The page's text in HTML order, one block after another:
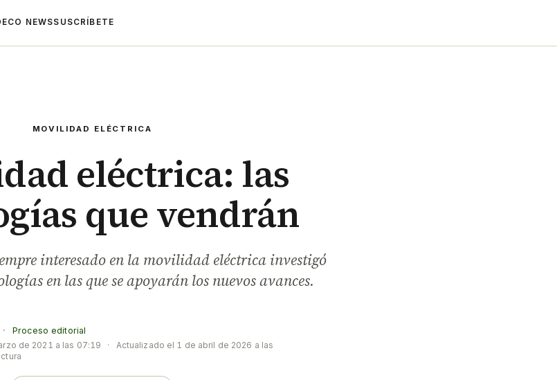
ECO NEWSSUSCRÍBETE
MOVILIDAD ELÉCTRICA
eléctrica: las
que vendrán
interesado en la movilidad eléctrica investigó
en las que se apoyarán los nuevos avances.
·
Proceso editorial
de 2021 a las 07:19 · Actualizado el 1 de abril de 2026 a las